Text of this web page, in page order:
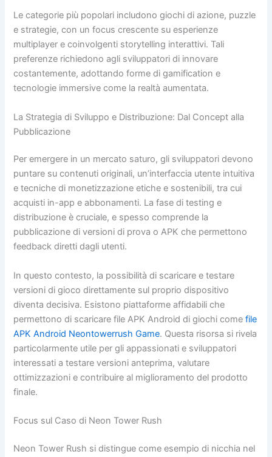
Le categorie più popolari includono giochi di azione, puzzle
e strategie, con un focus crescente su esperienze
multiplayer e coinvolgenti storytelling interattivi. Tali
preferenze richiedono agli sviluppatori di innovare
costantemente, adottando forme di gamification e
tecnologie immersive come la realtà aumentata.
La Strategia di Sviluppo e Distribuzione: Dal Concept alla
Pubblicazione
Per emergere in un mercato saturo, gli sviluppatori devono
puntare su contenuti originali, un’interfaccia utente intuitiva
e tecniche di monetizzazione etiche e sostenibili, tra cui
acquisti in-app e abbonamenti. La fase di testing e
distribuzione è cruciale, e spesso comprende la
pubblicazione di versioni di prova o APK che permettono
feedback diretti dagli utenti.
In questo contesto, la possibilità di scaricare e testare
versioni di gioco direttamente sul proprio dispositivo
diventa decisiva. Esistono piattaforme affidabili che
permettono di scaricare file APK Android di giochi comefile
APK Android Neontowerrush Game. Questa risorsa si rivela
particolarmente utile per gli appassionati e sviluppatori
interessati a testare versioni anteprima, valutare
ottimizzazioni e contribuire al miglioramento del prodotto
finale.
Focus sul Caso di Neon Tower Rush
Neon Tower Rush si distingue come esempio di nicchia nel